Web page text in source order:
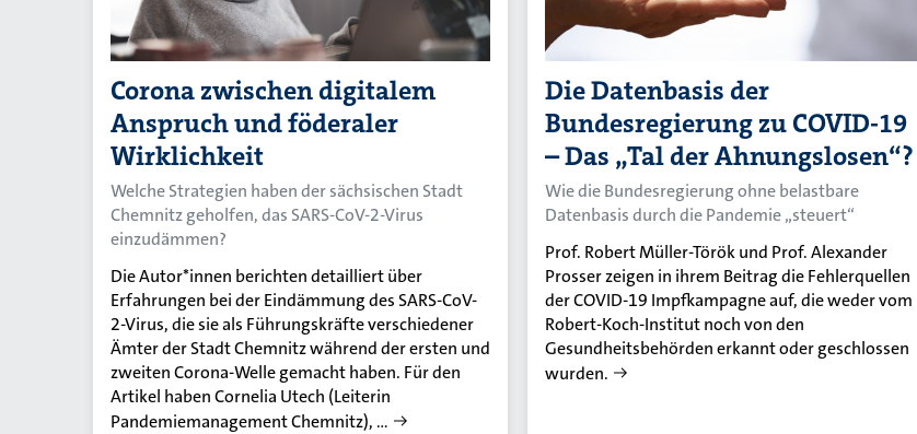
Corona zwischen digitalem
Anspruch und föderaler
Wirklichkeit
Welche Strategien haben der sächsischen Stadt
Chemnitz geholfen, das SARS-CoV-2-Virus
einzudämmen?
Die Autor*innen berichten detailliert über
Erfahrungen bei der Eindämmung des SARS-CoV-
2-Virus, die sie als Führungskräfte verschiedener
Ämter der Stadt Chemnitz während der ersten und
zweiten Corona-Welle gemacht haben. Für den
Artikel haben Cornelia Utech (Leiterin
Pandemiemanagement Chemnitz), …
Die Datenbasis der
Bundesregierung zu COVID-19
– Das „Tal der Ahnungslosen“?
Wie die Bundesregierung ohne belastbare
Datenbasis durch die Pandemie „steuert“
Prof. Robert Müller-Török und Prof. Alexander
Prosser zeigen in ihrem Beitrag die Fehlerquellen
der COVID-19 Impfkampagne auf, die weder vom
Robert-Koch-Institut noch von den
Gesundheitsbehörden erkannt oder geschlossen
wurden.